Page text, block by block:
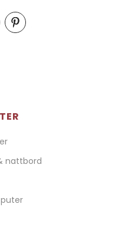
nattbord